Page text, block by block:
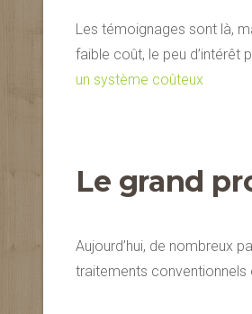
Les témoignages sont là,
faible coût, le peu d’intérêt
un système coûteux
Le grand
Aujourd’hui, de nombreux
traitements